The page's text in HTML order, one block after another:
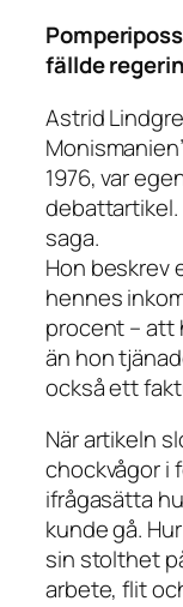
fällde
Astrid
1976, var
debattartikel.
saga.
Hon beskrev
hennes
procent – att
än hon
också ett
När artikeln
chockvågor i
ifrågasätta
kunde gå.
sin stolthet
arbete, flit